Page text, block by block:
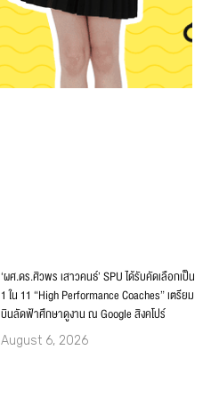
‘ผศ.ดร.ศิวพร เสาวคนธ์’ SPU ได้รับคัดเลือกเป็น
1 ใน 11 “High Performance Coaches” เตรียม
บินลัดฟ้าศึกษาดูงาน ณ Google สิงคโปร์
August 6, 2026